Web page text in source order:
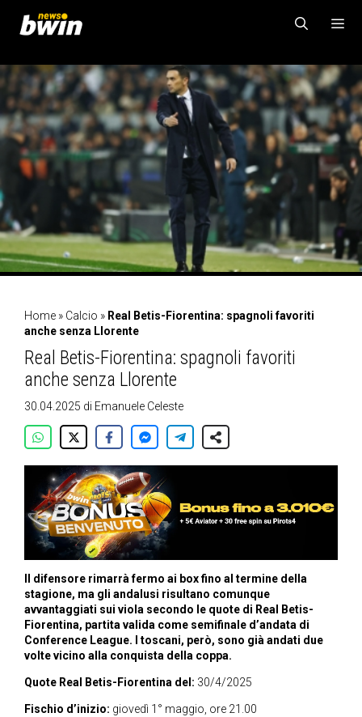
contenuto
MENU
Home » Calcio » Real Betis-Fiorentina: spagnoli favoriti
anche senza Llorente
Real Betis-Fiorentina: spagnoli favoriti
anche senza Llorente
30.04.2025 di Emanuele Celeste
Il difensore rimarrà fermo ai box fino al termine della
stagione, ma gli andalusi risultano comunque
avvantaggiati sui viola secondo le quote di Real Betis-
Fiorentina, partita valida come semifinale d’andata di
Conference League. I toscani, però, sono già andati due
volte vicino alla conquista della coppa.
Quote Real Betis-Fiorentina del: 30/4/2025
Fischio d’inizio: giovedì 1° maggio, ore 21.00